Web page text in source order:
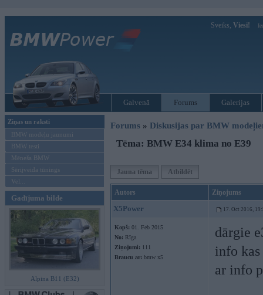
Sveiks, Viesi!
Galvenā Forums Galerijas
Ziņas un raksti
BMW modeļu jaunumi
BMW testi
Mēneša BMW
Sērijveida tūnings
Vel...
Gadījuma bilde
Alpina B11 (E32)
Forums » Diskusijas par BMW
Tēma: BMW E34 klima no E39
Jauna tēma Atbildēt
Autors Ziņojums
X5Power 17. Oct 2016,
Kopš: 01. Feb 2015
No: Rīga
Ziņojumi: 111
Braucu ar: bmw x5
dārgie
info
ar info